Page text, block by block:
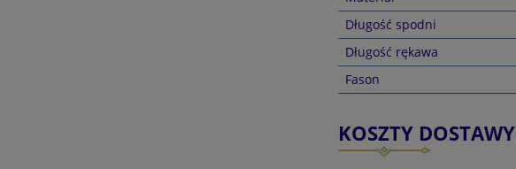
Długość spodni
Długość rękawa
Fason
KOSZTY DOSTAWY